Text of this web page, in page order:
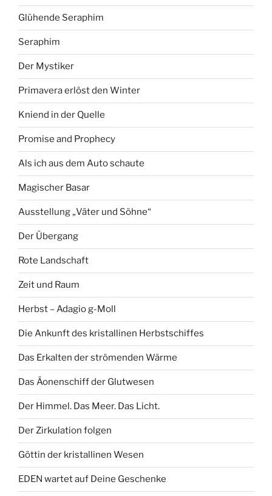
Glühende Seraphim
Seraphim
Der Mystiker
Primavera erlöst den Winter
Kniend in der Quelle
Promise and Prophecy
Als ich aus dem Auto schaute
Magischer Basar
Ausstellung „Väter und Söhne“
Der Übergang
Rote Landschaft
Zeit und Raum
Herbst – Adagio g-Moll
Die Ankunft des kristallinen Herbstschiffes
Das Erkalten der strömenden Wärme
Das Äonenschiff der Glutwesen
Der Himmel. Das Meer. Das Licht.
Der Zirkulation folgen
Göttin der kristallinen Wesen
EDEN wartet auf Deine Geschenke